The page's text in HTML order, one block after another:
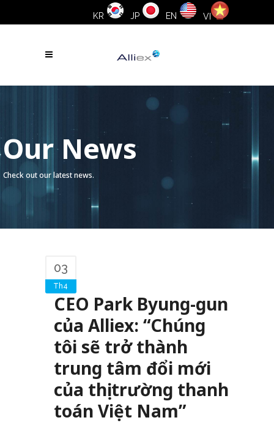
KR JP EN VI
Our News
Check out our latest news.
03
Th4
CEO Park Byung-gun
của Alliex: “Chúng
tôi sẽ trở thành
trung tâm đổi mới
của thị trường thanh
toán Việt Nam”